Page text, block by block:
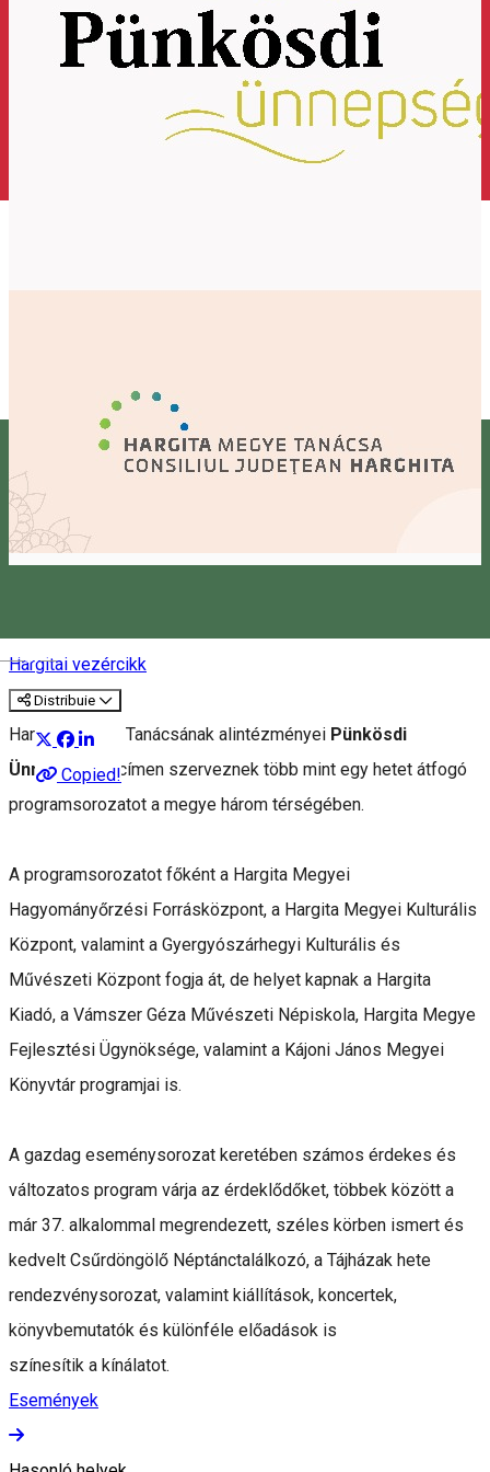
Magyar
Hargitai vezércikk
Distribuie
Copied!
Hargita Megye Tanácsának alintézményei Pünkösdi
Ünnepségekcímen szerveznek több mint egy hetet átfogó
programsorozatot a megye három térségében.
A programsorozatot főként a Hargita Megyei
Hagyományőrzési Forrásközpont, a Hargita Megyei Kulturális
Központ, valamint a Gyergyószárhegyi Kulturális és
Művészeti Központ fogja át, de helyet kapnak a Hargita
Kiadó, a Vámszer Géza Művészeti Népiskola, Hargita Megye
Fejlesztési Ügynöksége, valamint a Kájoni János Megyei
Könyvtár programjai is.
A gazdag eseménysorozat keretében számos érdekes és
változatos program várja az érdeklődőket, többek között a
már 37. alkalommal megrendezett, széles körben ismert és
kedvelt Csűrdöngölő Néptánctalálkozó, a Tájházak hete
rendezvénysorozat, valamint kiállítások, koncertek,
könyvbemutatók és különféle előadások is
színesítik a kínálatot.
Események